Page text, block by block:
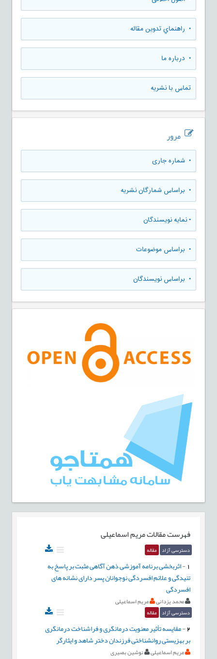
• راهنماي تدوين مقاله
• درباره ما
تماس با نشریه
مرور
• شماره جاری
• براساس شمارگان نشریه
•نمایه نویسندگان
• براساس موضوعات
• براساس نویسندگان
فهرست مقالاتمریم اسماعیلی
دسترسی آزاد مقاله
-اثربخشی برنامه آموزشی ذهن آگاهی مثبت بر پاسخ به
تنیدگی و علائم افسردگی نوجوانان پسر دارای نشانه های
افسردگی
محمد یزدانی مریم اسماعیلی
دسترسی آزاد مقاله
2
-مقایسه تأثیر معنویت درمانگری و فراشناخت درمانگری
بر بهزیستی روانشناختی فرزندان دختر شاهد و ایثارگر
مریم اسماعیلی نوشین بصیری